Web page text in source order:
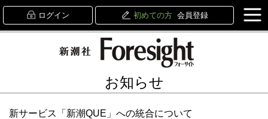
ログイン 初めての方 会員登録
お知らせ
新サービス「新潮QUE」への統合について